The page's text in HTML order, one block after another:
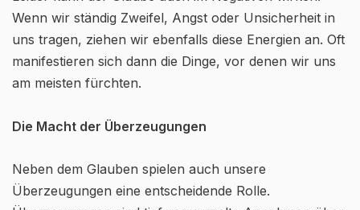
Wenn wir ständig Zweifel, Angst oder Unsicherheit in
uns tragen, ziehen wir ebenfalls diese Energien an. Oft
manifestieren sich dann die Dinge, vor denen wir uns
am meisten fürchten.
Die Macht der Überzeugungen
Neben dem Glauben spielen auch unsere
Überzeugungen eine entscheidende Rolle.